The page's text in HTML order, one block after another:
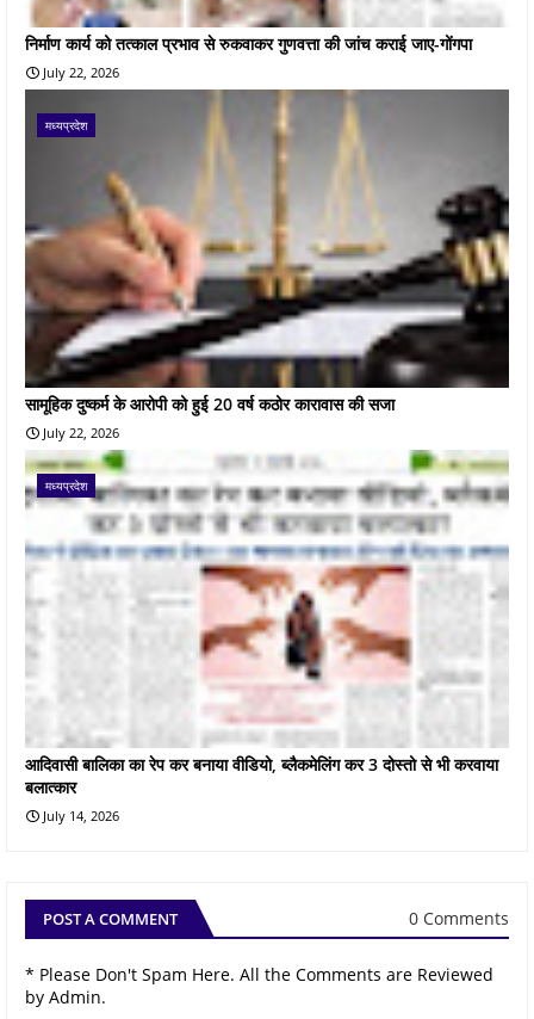
निर्माण कार्य को तत्काल प्रभाव से रुकवाकर गुणवत्ता की जांच कराई जाए-गोंगपा
July 22, 2026
मध्यप्रदेश
सामूहिक दुष्कर्म के आरोपी को हुई 20 वर्ष कठोर कारावास की सजा
July 22, 2026
मध्यप्रदेश
आदिवासी बालिका का रेप कर बनाया वीडियो, ब्लैकमेलिंग कर 3 दोस्तो से भी करवाया
बलात्कार
July 14, 2026
POST A COMMENT 0 Comments
* Please Don't Spam Here. All the Comments are Reviewed
by Admin.